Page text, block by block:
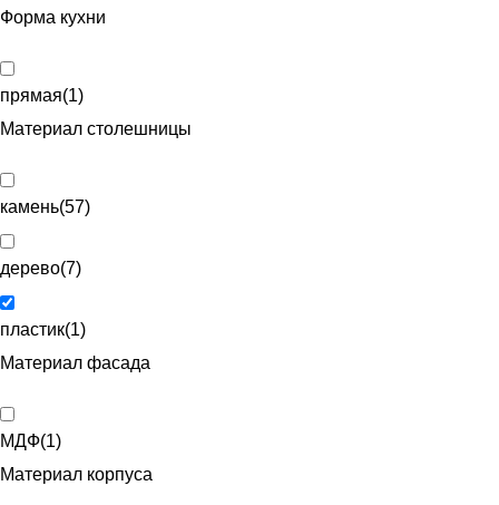
Форма кухни
прямая(1)
Материал столешницы
камень(57)
дерево(7)
пластик(1)
Материал фасада
МДФ(1)
Материал корпуса